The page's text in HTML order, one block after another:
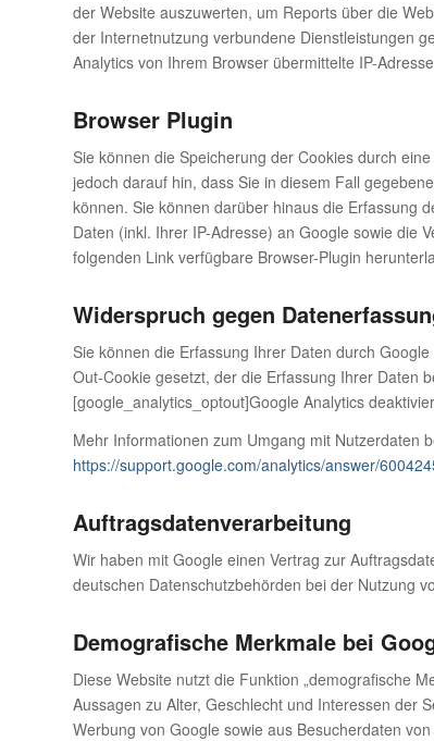
der Website auszuwerten, um Reports über die
der Internetnutzung verbundene Dienstleistungen
Analytics von Ihrem Browser übermittelte IP-
Browser Plugin
Sie können die Speicherung der Cookies durch
jedoch darauf hin, dass Sie in diesem Fall
können. Sie können darüber hinaus die Erfassung
Daten (inkl. Ihrer IP-Adresse) an Google sowie die
folgenden Link verfügbare Browser-Plugin
Widerspruch gegen
Sie können die Erfassung Ihrer Daten durch
Out-Cookie gesetzt, der die Erfassung Ihrer Daten
[google_analytics_optout]Google Analytics
Mehr Informationen zum Umgang mit Nutzerdaten
https://support.google.com/analytics/answer/
Auftragsdatenverarbeitung
Wir haben mit Google einen Vertrag zur
deutschen Datenschutzbehörden bei der Nutzung
Demografische Merkmale bei
Diese Website nutzt die Funktion „demografische
Aussagen zu Alter, Geschlecht und Interessen der
Werbung von Google sowie aus Besucherdaten